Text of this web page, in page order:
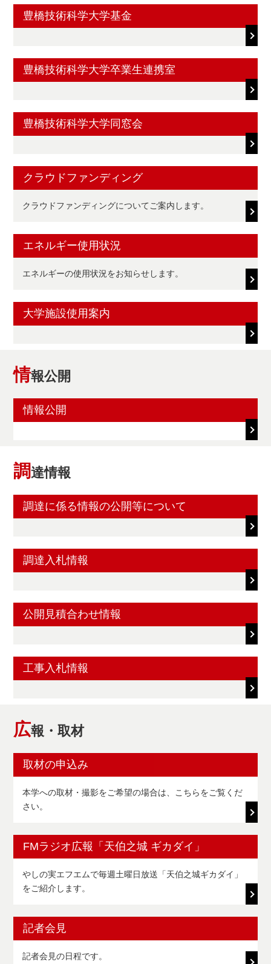
豊橋技術科学大学基金
豊橋技術科学大学卒業生連携室
豊橋技術科学大学同窓会
クラウドファンディング
クラウドファンディングについてご案内します。
エネルギー使用状況
エネルギーの使用状況をお知らせします。
大学施設使用案内
情報公開
情報公開
調達情報
調達に係る情報の公開等について
調達入札情報
公開見積合わせ情報
工事入札情報
広報・取材
取材の申込み
本学への取材・撮影をご希望の場合は、こちらをご覧くだ
さい。
FMラジオ広報「天伯之城 ギカダイ」
やしの実エフエムで毎週土曜日放送「天伯之城ギカダイ」
をご紹介します。
記者会見
記者会見の日程です。